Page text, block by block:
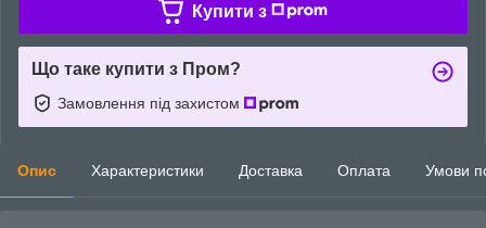
Купити з
Що таке купити з Пром?
Замовлення під захистом
Опис Характеристики Доставка Оплата Умови